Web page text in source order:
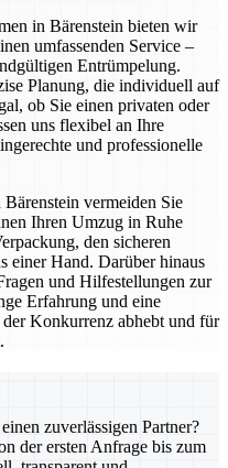
in Bärenstein bieten wir
umfassenden Service –
Entrümpelung.
Planung, die individuell auf
ob Sie einen privaten oder
uns flexibel an Ihre
und professionelle
vermeiden Sie
Ihren Umzug in Ruhe
den sicheren
einer Hand. Darüber hinaus
und Hilfestellungen zur
Erfahrung und eine
Konkurrenz abhebt und für
zuverlässigen Partner?
der ersten Anfrage bis zum